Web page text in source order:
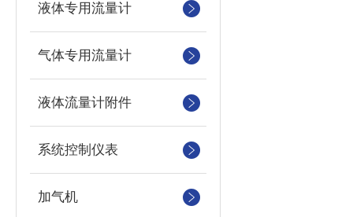
液体专用流量计
气体专用流量计
液体流量计附件
系统控制仪表
加气机